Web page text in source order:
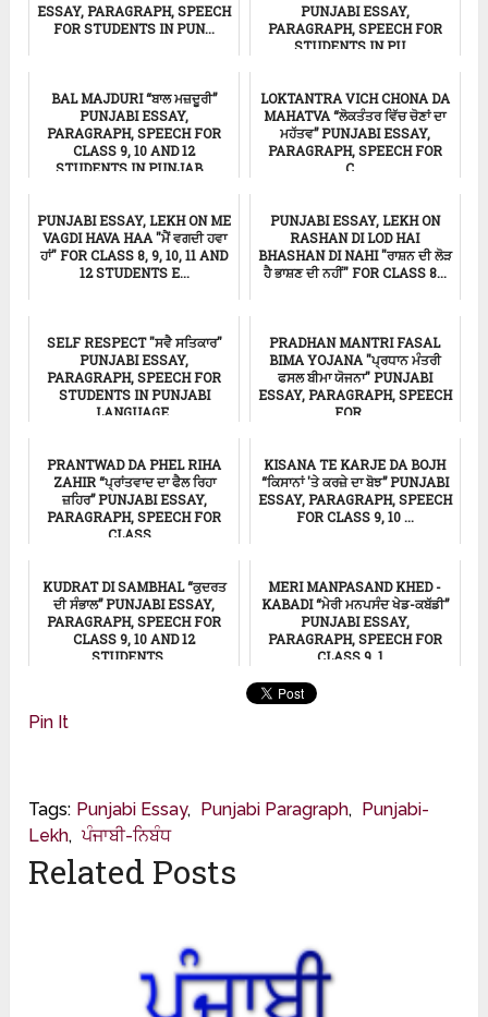
ESSAY, PARAGRAPH, SPEECH
FOR STUDENTS IN PUN...
PUNJABI ESSAY,
PARAGRAPH, SPEECH FOR
STUDENTS IN PU...
BAL MAJDURI “ਬਾਲ ਮਜ਼ਦੂਰੀ”
PUNJABI ESSAY,
PARAGRAPH, SPEECH FOR
CLASS 9, 10 AND 12
STUDENTS IN PUNJAB...
LOKTANTRA VICH CHONA DA
MAHATVA “ਲੋਕਤੰਤਰ ਵਿੱਚ ਚੋਣਾਂ ਦਾ
ਮਹੱਤਵ” PUNJABI ESSAY,
PARAGRAPH, SPEECH FOR
C...
PUNJABI ESSAY, LEKH ON ME
VAGDI HAVA HAA "ਮੈਂ ਵਗਦੀ ਹਵਾ
ਹਾਂ" FOR CLASS 8, 9, 10, 11 AND
12 STUDENTS E...
PUNJABI ESSAY, LEKH ON
RASHAN DI LOD HAI
BHASHAN DI NAHI "ਰਾਸ਼ਨ ਦੀ ਲੋੜ
ਹੈ ਭਾਸ਼ਣ ਦੀ ਨਹੀਂ" FOR CLASS 8...
SELF RESPECT "ਸਵੈ ਸਤਿਕਾਰ"
PUNJABI ESSAY,
PARAGRAPH, SPEECH FOR
STUDENTS IN PUNJABI
LANGUAGE.
PRADHAN MANTRI FASAL
BIMA YOJANA "ਪ੍ਰਧਾਨ ਮੰਤਰੀ
ਫਸਲ ਬੀਮਾ ਯੋਜਨਾ" PUNJABI
ESSAY, PARAGRAPH, SPEECH
FOR ...
PRANTWAD DA PHEL RIHA
ZAHIR “ਪ੍ਰਾਂਤਵਾਦ ਦਾ ਫੈਲ ਰਿਹਾ
ਜ਼ਹਿਰ” PUNJABI ESSAY,
PARAGRAPH, SPEECH FOR
CLASS...
KISANA TE KARJE DA BOJH
“ਕਿਸਾਨਾਂ 'ਤੇ ਕਰਜ਼ੇ ਦਾ ਬੋਝ” PUNJABI
ESSAY, PARAGRAPH, SPEECH
FOR CLASS 9, 10 ...
KUDRAT DI SAMBHAL “ਕੁਦਰਤ
ਦੀ ਸੰਭਾਲ” PUNJABI ESSAY,
PARAGRAPH, SPEECH FOR
CLASS 9, 10 AND 12
STUDENTS ...
MERI MANPASAND KHED -
KABADI “ਮੇਰੀ ਮਨਪਸੰਦ ਖੇਡ-ਕਬੱਡੀ”
PUNJABI ESSAY,
PARAGRAPH, SPEECH FOR
CLASS 9, 1...
Pin It
Tags: Punjabi Essay, Punjabi Paragraph,
Punjabi-
Lekh, ਪੰਜਾਬੀ-ਨਿਬੰਧ
Related Posts